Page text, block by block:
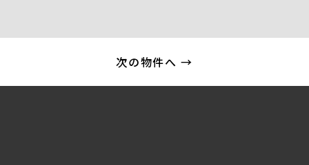
次の物件へ →